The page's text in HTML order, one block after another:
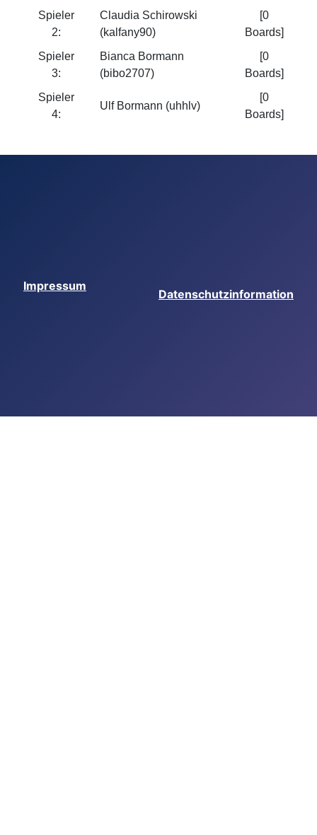
Spieler
2:
Claudia Schirowski
(kalfany90)
[0
Boards]
Spieler
3:
Bianca Bormann
(bibo2707)
[0
Boards]
Spieler
4:
Ulf Bormann (uhhlv)
[0
Boards]
Impressum
Datenschutzinformation